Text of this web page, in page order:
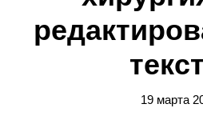
19 марта